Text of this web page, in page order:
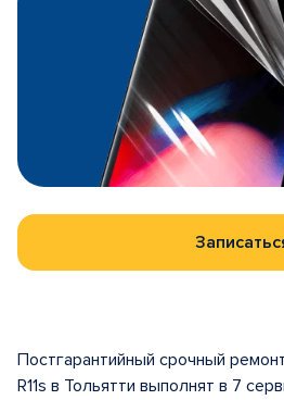
Постгарантийный срочный
R11s в Тольятти выполнят в 7